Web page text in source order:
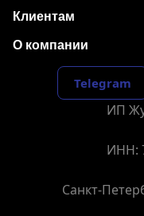
Клиентам
О компании
Telegram
ИП
ИНН:
Санкт-